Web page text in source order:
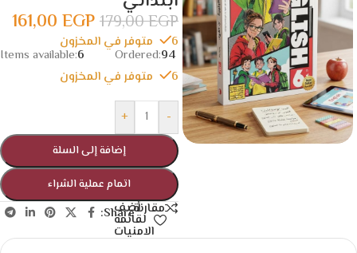
179,00EGP
161,00 EGP
6 متوفر في المخزون
Ordered:94
Items available:6
6 متوفر في المخزون
-
+
إضافة إلى السلة
اتمام عملية الشراء
مقارنةأضف
لقائمة
الامنيات
Share: